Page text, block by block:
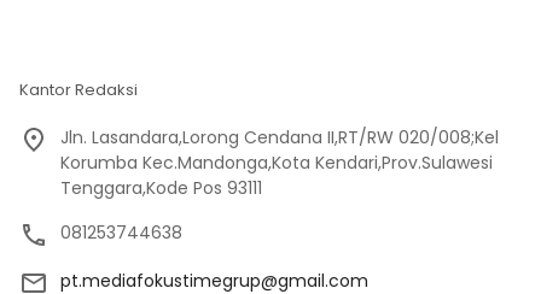
Kantor Redaksi
Jln. Lasandara,Lorong Cendana II,RT/RW 020/008;Kel
Korumba Kec.Mandonga,Kota Kendari,Prov.Sulawesi
Tenggara,Kode Pos 93111
081253744638
pt.mediafokustimegrup@gmail.com